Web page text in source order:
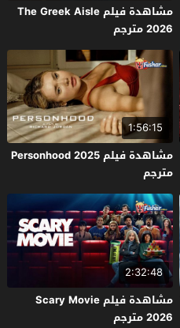
مشاهدة فيلم The Greek Aisle
2026 مترجم
1:56:15
مشاهدة فيلم Personhood 2025
مترجم
2:32:48
مشاهدة فيلم Scary Movie
2026 مترجم